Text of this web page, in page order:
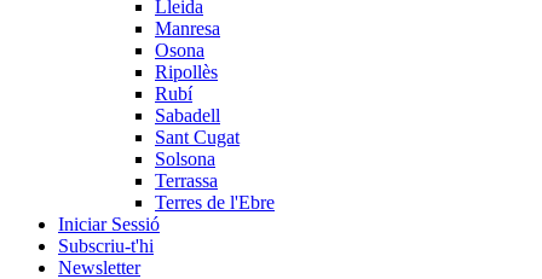
Lleida
Manresa
Osona
Ripollès
Rubí
Sabadell
Sant Cugat
Solsona
Terrassa
Terres de l'Ebre
Iniciar Sessió
Subscriu-t'hi
Newsletter